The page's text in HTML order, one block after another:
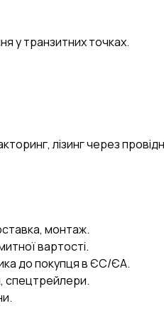
у транзитних точках.
лізинг через
монтаж.
вартості.
до покупця в ЄС/ЄА.
спецтрейлери.